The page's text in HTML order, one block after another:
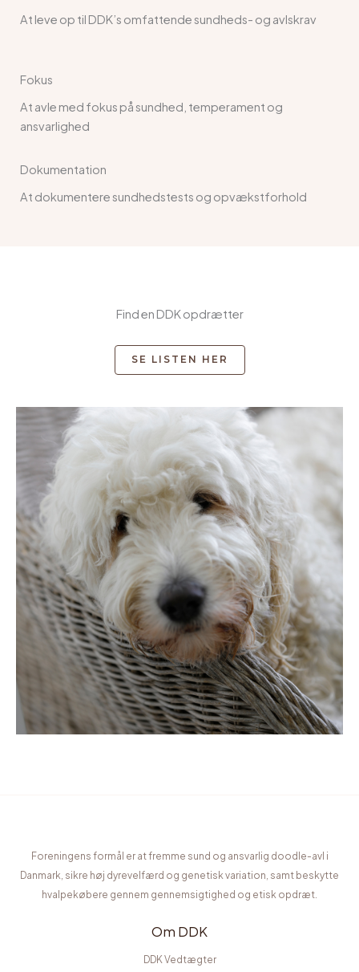
At leve op til DDK’s omfattende sundheds- og avlskrav
Fokus
At avle med fokus på sundhed, temperament og
ansvarlighed
Dokumentation
At dokumentere sundhedstests og opvækstforhold
Find en DDK opdrætter
SE LISTEN HER
Foreningens formål er at fremme sund og ansvarlig doodle-avl i
Danmark, sikre høj dyrevelfærd og genetisk variation, samt beskytte
hvalpekøbere gennem gennemsigtighed og etisk opdræt.
Om DDK
DDK Vedtægter